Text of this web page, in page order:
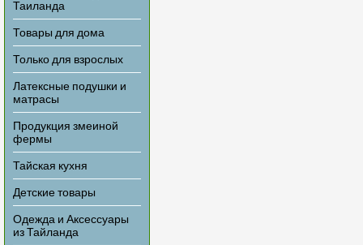
Таиланда
Товары для дома
Только для взрослых
Латексные подушки и
матрасы
Продукция змеиной
фермы
Тайская кухня
Детские товары
Одежда и Аксессуары
из Тайланда